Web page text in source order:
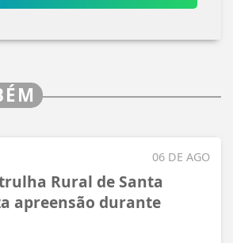
06 DE AGO
Rural de Santa
apreensão durante